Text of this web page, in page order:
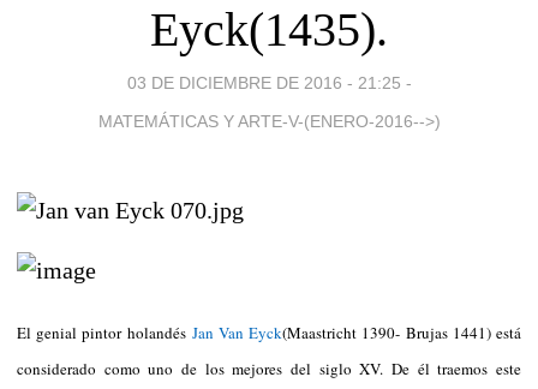
Eyck(1435).
03 DE DICIEMBRE DE 2016 - 21:25 -
MATEMÁTICAS Y ARTE-V-(ENERO-2016-->)
El genial pintor holandés Jan Van Eyck(Maastricht 1390- Brujas 1441) está
considerado como uno de los mejores del siglo XV. De él traemos este